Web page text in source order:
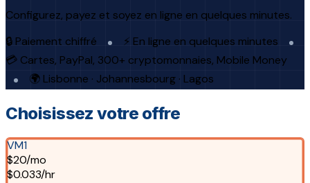
Configurez, payez et soyez en ligne en quelques minutes.
🔒 Paiement chiffré
⚡ En ligne en quelques minutes
💳 Cartes, PayPal, 300+ cryptomonnaies, Mobile Money
🌍 Lisbonne · Johannesbourg · Lagos
Choisissez votre offre
VM1
$20/mo
$0.033/hr